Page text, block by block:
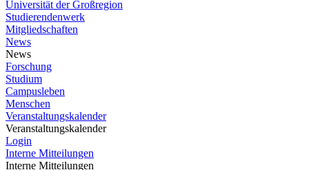
Universität der Großregion
Studierendenwerk
Mitgliedschaften
News
News
Forschung
Studium
Campusleben
Menschen
Veranstaltungskalender
Veranstaltungskalender
Login
Interne Mitteilungen
Interne Mitteilungen